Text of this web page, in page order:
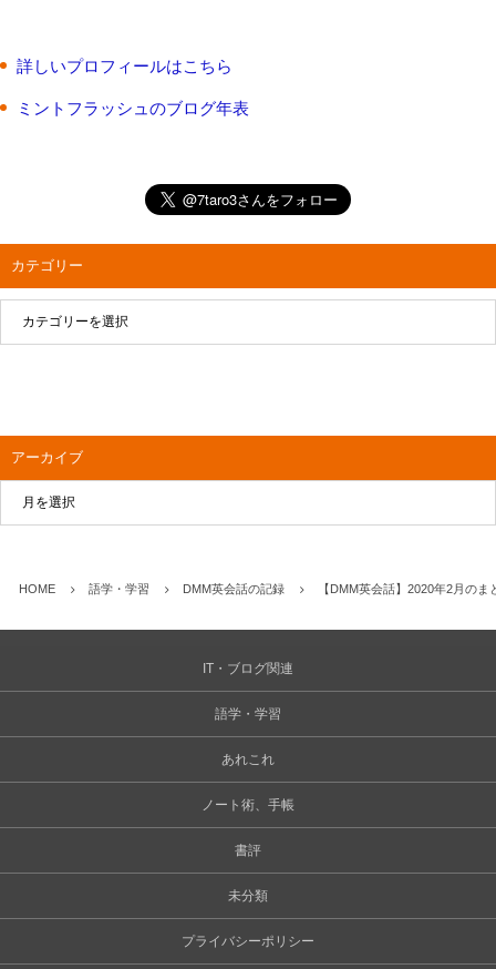
詳しいプロフィールはこちら
ミントフラッシュのブログ年表
カテゴリー
アーカイブ
HOME 語学・学習 DMM英会話の記録 【DMM英会話】2020年2月の
IT・ブログ関連
語学・学習
あれこれ
ノート術、手帳
書評
未分類
プライバシーポリシー